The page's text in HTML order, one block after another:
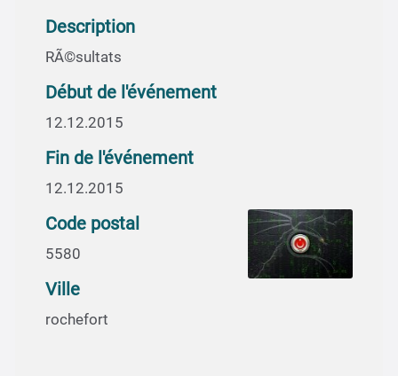
Description
RÃ©sultats
Début de l'événement
12.12.2015
Fin de l'événement
12.12.2015
Code postal
5580
Ville
rochefort